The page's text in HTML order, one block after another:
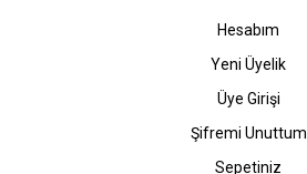
Hesabım
Yeni Üyelik
Üye Girişi
Şifremi Unuttum
Sepetiniz